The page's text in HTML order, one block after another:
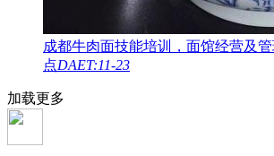
成都牛肉面技能培训，面馆经营及
点DAET:11-23
加载更多